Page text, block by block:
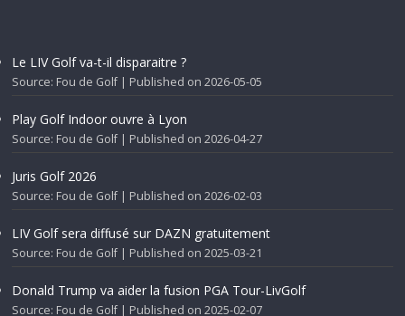
Le LIV Golf va-t-il disparaitre ?
Source: Fou de Golf Published on 2026-05-05
Play Golf Indoor ouvre à Lyon
Source: Fou de Golf Published on 2026-04-27
Juris Golf 2026
Source: Fou de Golf Published on 2026-02-03
LIV Golf sera diffusé sur DAZN gratuitement
Source: Fou de Golf Published on 2025-03-21
Donald Trump va aider la fusion PGA Tour-LivGolf
Source: Fou de Golf Published on 2025-02-07